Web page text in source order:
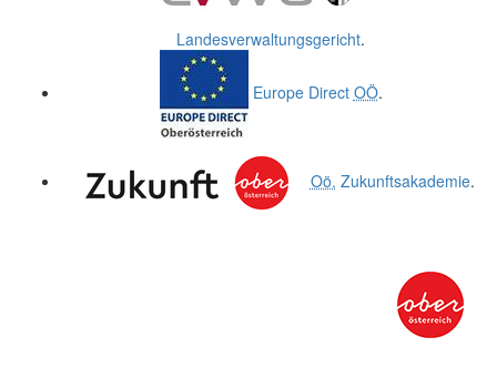
Landesverwaltungsgericht.
Europe Direct OÖ.
Oö. Zukunftsakademie.